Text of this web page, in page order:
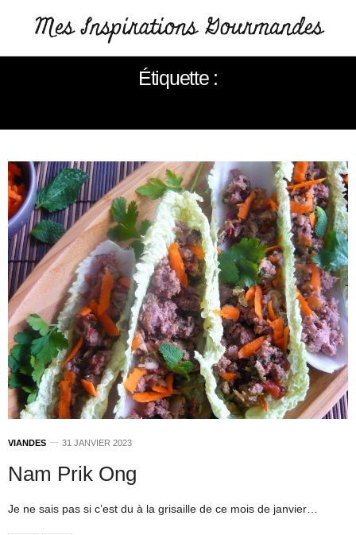
Étiquette :
VIANDES 31 JANVIER 2023
Nam Prik Ong
Je ne sais pas si c’est du à la grisaille de ce mois de janvier…